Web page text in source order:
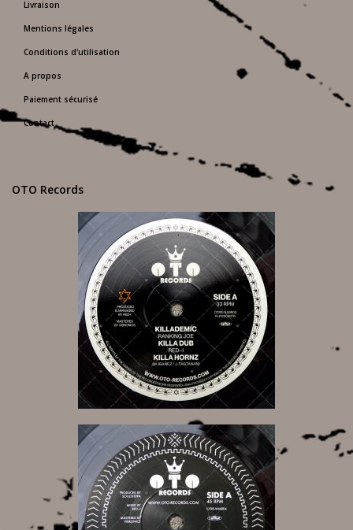
Livraison
Mentions légales
Conditions d'utilisation
A propos
Paiement sécurisé
Contact
OTO Records
17,00 €